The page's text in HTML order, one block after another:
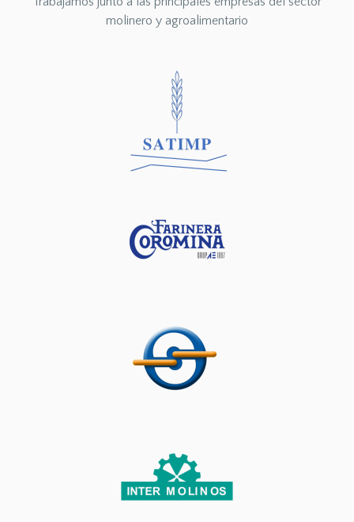
molinero y agroalimentario